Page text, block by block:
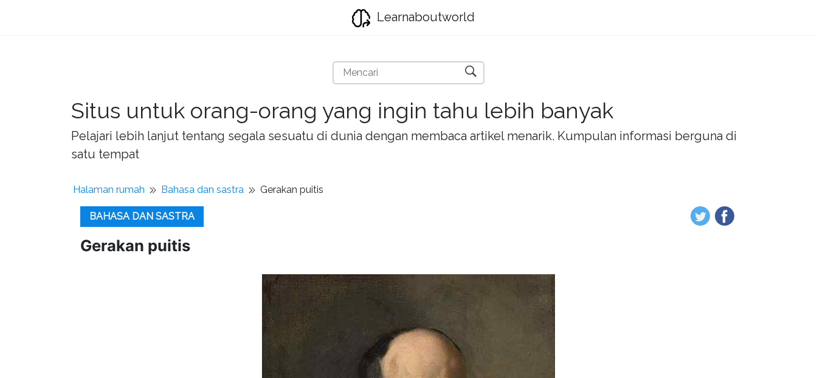
Learnaboutworld
Situs untuk orang-orang yang ingin tahu lebih banyak
Pelajari lebih lanjut tentang segala sesuatu di dunia dengan membaca artikel menarik. Kumpulan informasi berguna di
satu tempat
Halaman rumah Bahasa dan sastra Gerakan puitis
BAHASA DAN SASTRA
Gerakan puitis